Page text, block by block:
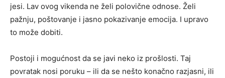
jesi. Lav ovog vikenda ne želi polovične odnose. Želi
pažnju, poštovanje i jasno pokazivanje emocija. I upravo
to može dobiti.
Postoji i mogućnost da se javi neko iz prošlosti. Taj
povratak nosi poruku – ili da se nešto konačno razjasni, ili